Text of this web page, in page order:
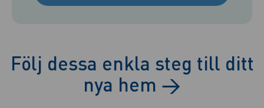
Följ dessa enkla steg till ditt
nya hem →